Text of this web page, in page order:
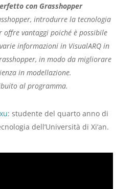
con Grasshopper
introdurre la tecnologia
offre vantaggi poiché è possibile
informazioni in VisualARQ in
in modo da migliorare
in modellazione.
al programma.
: studente del quarto anno di
dell’Università di Xi’an.